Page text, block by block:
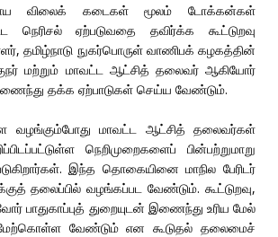
விலைக் கடைகள் மூலம் டோக்கன்கள்
நெரிசல் ஏற்படுவதை தவிர்க்க கூட்டுறவு
தமிழ்நாடு நுகர்பொருள் வாணிபக் கழகத்தின்
மற்றும் மாவட்ட ஆட்சித் தலைவர் ஆகியோர்
தக்க ஏற்பாடுகள் செய்ய வேண்டும்.
வழங்கும்போது மாவட்ட ஆட்சித் தலைவர்கள்
நெறிமுறைகளைப் பின்பற்றுமாறு
இந்த தொகையினை மாநில பேரிடர்
தலைப்பில் வழங்கப்பட வேண்டும். கூட்டுறவு,
பாதுகாப்புத் துறையுடன் இணைந்து உரிய மேல்
வேண்டும் என கூடுதல் தலைமைச்